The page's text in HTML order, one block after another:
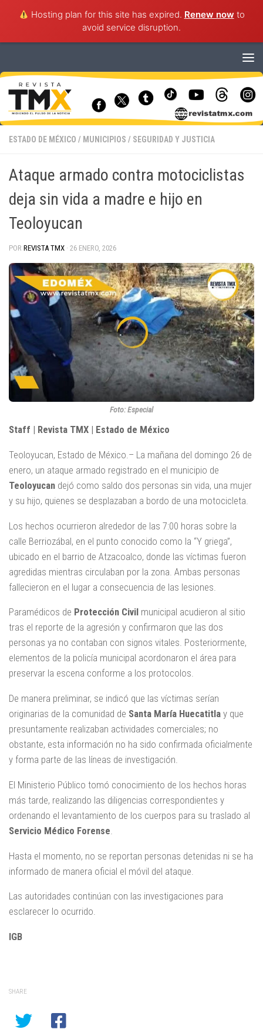
Hosting plan for this site has expired. Renew now to
avoid service disruption.
ESTADO DE MÉXICO / MUNICIPIOS / SEGURIDAD Y JUSTICIA
Ataque armado contra motociclistas
deja sin vida a madre e hijo en
Teoloyucan
POR REVISTA TMX · 26 ENERO, 2026
Foto: Especial
Staff | Revista TMX | Estado de México
Teoloyucan, Estado de México.– La mañana del domingo 26 de
enero, un ataque armado registrado en el municipio de
Teoloyucan dejó como saldo dos personas sin vida, una mujer
y su hijo, quienes se desplazaban a bordo de una motocicleta.
Los hechos ocurrieron alrededor de las 7:00 horas sobre la
calle Berriozábal, en el punto conocido como la “Y griega”,
ubicado en el barrio de Atzacoalco, donde las víctimas fueron
agredidas mientras circulaban por la zona. Ambas personas
fallecieron en el lugar a consecuencia de las lesiones.
Paramédicos de Protección Civil municipal acudieron al sitio
tras el reporte de la agresión y confirmaron que las dos
personas ya no contaban con signos vitales. Posteriormente,
elementos de la policía municipal acordonaron el área para
preservar la escena conforme a los protocolos.
De manera preliminar, se indicó que las víctimas serían
originarias de la comunidad de Santa María Huecatitla y que
presuntamente realizaban actividades comerciales; no
obstante, esta información no ha sido confirmada oficialmente
y forma parte de las líneas de investigación.
El Ministerio Público tomó conocimiento de los hechos horas
más tarde, realizando las diligencias correspondientes y
ordenando el levantamiento de los cuerpos para su traslado al
Servicio Médico Forense
Hasta el momento, no se reportan personas detenidas ni se ha
informado de manera oficial el móvil del ataque.
Las autoridades continúan con las investigaciones para
esclarecer lo ocurrido.
IGB
SHARE